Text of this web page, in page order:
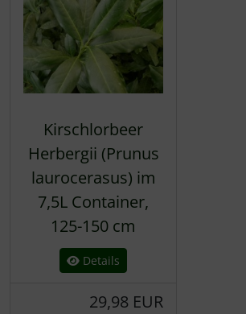
Kirschlorbeer
Herbergii (Prunus
laurocerasus) im
7,5L Container,
125-150 cm
Details
29,98 EUR